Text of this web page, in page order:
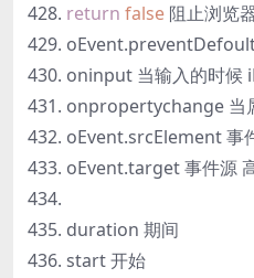
return false 阻止浏览
oEvent.preventDefoult
oninput 当输入的时候
onpropertychange 当
oEvent.srcElement 事
oEvent.target 事件源
duration 期间
start 开始